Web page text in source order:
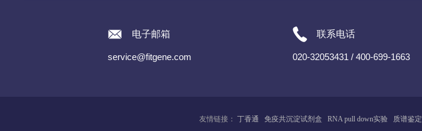
电子邮箱
service@fitgene.com
联系电话
020-32053431 / 400-699-1663
友情链接： 丁香通 免疫共沉淀试剂盒 RNA pull down实验 质谱鉴定